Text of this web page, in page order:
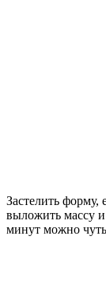
Застелить
выложить массу
минут можно чуть